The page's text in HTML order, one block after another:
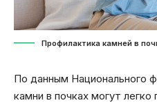
Профилактика камней в
По данным Национального
камни в почках могут легко